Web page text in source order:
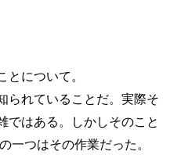
について。
れていることだ。実際そ
ではある。しかしそのこと
一つはその作業だった。